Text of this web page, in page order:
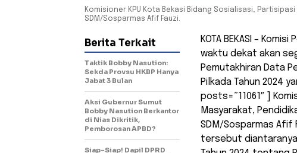
Komisioner KPU Kota Bekasi Bidang Sosialisasi,
SDM/Sosparmas Afif Fauzi.
KOTA BEKASI –
waktu dekat akan
Pemutakhiran Data
Pilkada Tahun 2024
posts=”11061″ ]
Masyarakat,
SDM/Sosparmas Afif
tersebut diantaranya
Berita Terkait
Taktik Bobby Nasution:
Sekda Provsu HKBP Hanya
Jabat 3 Bulan
Aksi Gubernur Sumut
Bobby Nasution Berkantor
di Nias Dikritik,
Pemborosan APBD?
Siap-Siap! Dapil DPRD